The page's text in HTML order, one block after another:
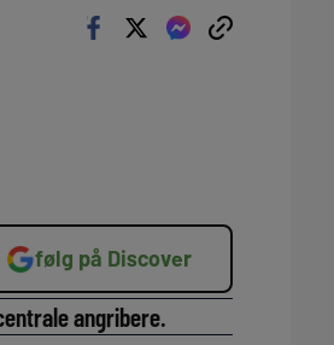
følg på Discover
angribere.